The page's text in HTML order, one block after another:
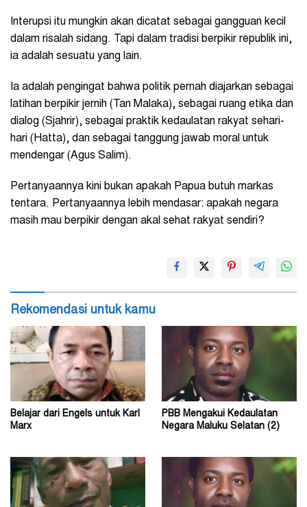
Interupsi itu mungkin akan dicatat sebagai gangguan kecil
dalam risalah sidang. Tapi dalam tradisi berpikir republik ini,
ia adalah sesuatu yang lain.
Ia adalah pengingat bahwa politik pernah diajarkan sebagai
latihan berpikir jernih (Tan Malaka), sebagai ruang etika dan
dialog (Sjahrir), sebagai praktik kedaulatan rakyat sehari-
hari (Hatta), dan sebagai tanggung jawab moral untuk
mendengar (Agus Salim).
Pertanyaannya kini bukan apakah Papua butuh markas
tentara. Pertanyaannya lebih mendasar: apakah negara
masih mau berpikir dengan akal sehat rakyat sendiri?
Rekomendasi untuk kamu
Belajar dari Engels untuk Karl
Marx
PBB Mengakui Kedaulatan
Negara Maluku Selatan (2)